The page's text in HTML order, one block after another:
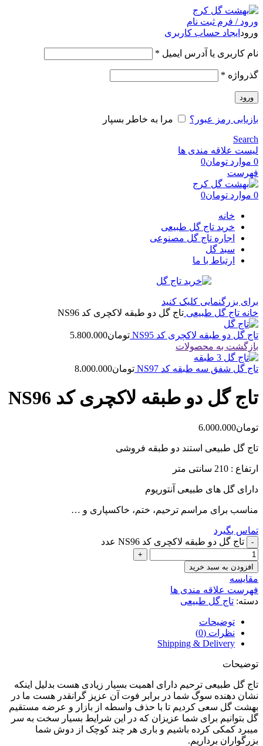
ورود / فرم ثبت نام
ورود ایجاد حساب کاربری
نام کاربری یا آدرس ایمیل *
گذرواژه *
ورود
بازیابی رمز عبور؟
مرا به خاطر بسپار
Search
لیست علاقه مندی ها
0 موارد تومان0
فهرست
0 موارد تومان0
خانه
خرید تاج گل طبیعی
اجاره تاج گل مصنوعی
سبد گل
ارتباط با ما
برای بزرگنمایی کلیک کنید
خانه تاج گل طبیعی تاج گل دو طبقه لاکچری کد NS96
تاج گل دو طبقه لاکچری کد NS95 تومان5.800.000
بازگشت به محصولات
تاج گل شفق سه طبقه کد NS97 تومان8.000.000
تاج گل دو طبقه لاکچری کد NS96
تومان6.000.000
تاج گل طبیعی استند دو طبقه فروشی
ارتفاع : 210 سانتی متر
دارای گل های طبیعی آنتوریوم
مناسب برای مراسم ترحیم، ختم، خاکسپاری و …
تماس بگیرد
تاج گل دو طبقه لاکچری کد NS96 عدد
افزودن به سبد خرید
مقایسه
فهرست علاقه مندی ها
دسته: تاج گل طبیعی
توضیحات
نظرات (0)
Shipping & Delivery
توضیحات
تاج گل طبیعی ترحیم دارای اهمیت بسیار زیادی هست بدلیل اینکه
نشان دهنده سوگ شما در برابر فوت آن عزیز گرانقدر هست ما در
بهشت گل سعی کردیم تا با حذف واسطه از بازار و عرضه مستقیم
گل بتوانیم برای شما عزیزان که در این شرایط بسیار سخت به سر
میبرد کمکی کرده باشیم و باری هر چند کوچک از دوش شما
بزرگواران برداریم.